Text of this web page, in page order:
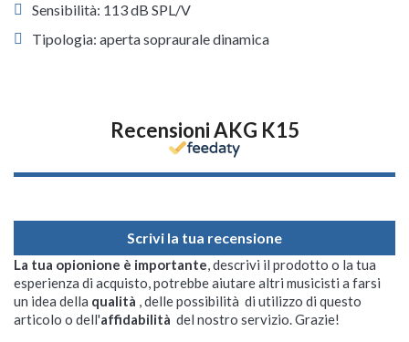
Sensibilità: 113 dB SPL/V
Tipologia: aperta sopraurale dinamica
Recensioni AKG K15
Scrivi la tua recensione
La tua opionione è importante, descrivi il prodotto o la tua
esperienza di acquisto, potrebbe aiutare altri musicisti a farsi
un idea della qualità , delle possibilità di utilizzo di questo
articolo o dell'affidabilità del nostro servizio. Grazie!